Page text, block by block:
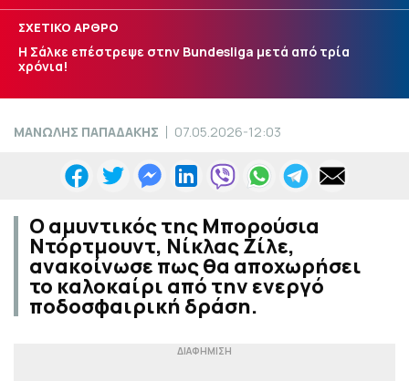
ΣΧΕΤΙΚΟ ΑΡΘΡΟ
Η Σάλκε επέστρεψε στην Bundesliga μετά από τρία
χρόνια!
ΜΑΝΩΛΗΣ ΠΑΠΑΔΑΚΗΣ 07.05.2026-12:03
Ο αμυντικός της Μπορούσια
Ντόρτμουντ, Νίκλας Ζίλε,
ανακοίνωσε πως θα αποχωρήσει
το καλοκαίρι από την ενεργό
ποδοσφαιρική δράση.